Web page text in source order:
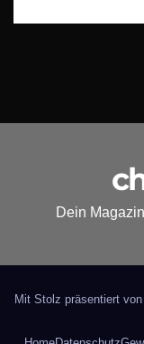
Dein
Mit Stolz präsentiert